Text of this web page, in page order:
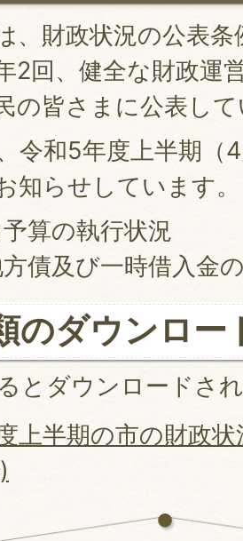
、財政状況の公表条
2回、健全な財政運
の皆さまに公表し
令和5年度上半期（
知らせしています。
算の執行状況
債及び一時借入金
のダウンロー
とダウンロードさ
上半期の市の財政